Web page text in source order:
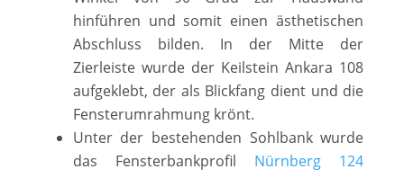
hinführen und somit einen ästhetischen
Abschluss bilden. In der Mitte der
Zierleiste wurde der Keilstein Ankara 108
aufgeklebt, der als Blickfang dient und die
Fensterumrahmung krönt.
Unter der bestehenden Sohlbank wurde
das Fensterbankprofil Nürnberg 124